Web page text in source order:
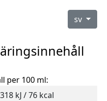
sv
per 100 ml:
318 kJ / 76 kcal